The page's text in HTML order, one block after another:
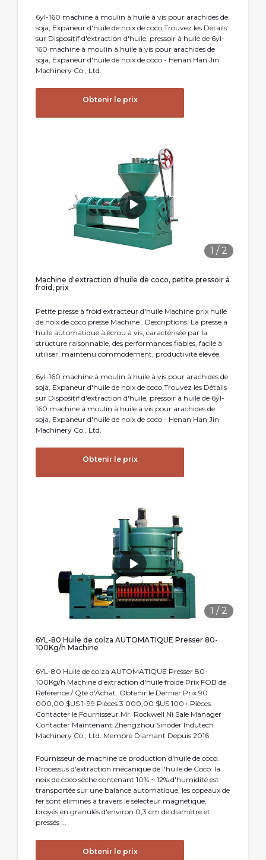
6yl-160 machine à moulin à huile à vis pour arachides de
soja, Expaneur d′huile de noix de coco,Trouvez les Détails
sur Dispositif d′extraction d′huile, pressoir à huile de 6yl-
160 machine à moulin à huile à vis pour arachides de
soja, Expaneur d′huile de noix de coco - Henan Han Jin
Machinery Co., Ltd.
Obtenir le prix
1 / 2
Machine d'extraction d'huile de coco, petite pressoir à
froid, prix
Petite presse à froid extracteur d'huile Machine prix huile
de noix de coco presse Machine . Descriptions: La presse à
huile automatique à écrou à vis, caractérisée par la
structure raisonnable, des performances fiables, facile à
utiliser, maintenu commodément, productivité élevée.
6yl-160 machine à moulin à huile à vis pour arachides de
soja, Expaneur d′huile de noix de coco,Trouvez les Détails
sur Dispositif d′extraction d′huile, pressoir à huile de 6yl-
160 machine à moulin à huile à vis pour arachides de
soja, Expaneur d′huile de noix de coco - Henan Han Jin
Machinery Co., Ltd.
Obtenir le prix
1 / 2
6YL-80 Huile de colza AUTOMATIQUE Presser 80-
100Kg/h Machine
6YL-80 Huile de colza AUTOMATIQUE Presser 80-
100Kg/h Machine d′extraction d′huile froide Prix FOB de
Référence / Qté d'Achat. Obtenir le Dernier Prix 90
000,00 $US 1-99 Pièces 3 000,00 $US 100+ Pièces
Contacter le Fournisseur Mr. Rockwell Ni Sale Manager
Contacter Maintenant Zhengzhou Sinoder Indutech
Machinery Co., Ltd. Membre Diamant Depuis 2016
Fournisseur de machine de production d'huile de coco.
Processus d'extraction mécanique de l'huile de Coco: la
noix de coco sèche contenant 10% ~ 12% d'humidité est
transportée sur une balance automatique, les copeaux de
fer sont éliminés à travers le sélecteur magnétique,
broyés en granulés d'environ 0,3 cm de diamètre et
pressés ...
Obtenir le prix